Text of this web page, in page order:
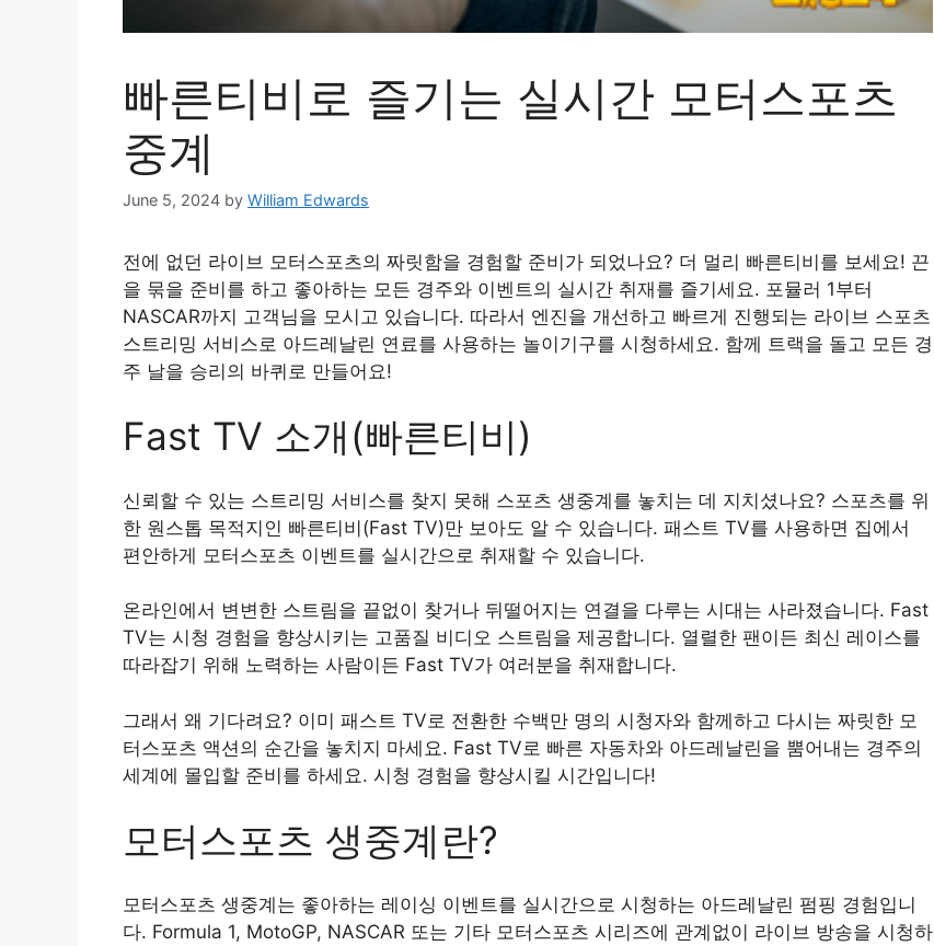
빠른티비로 즐기는 실시간 모터스포츠
중계
June 5, 2024 by William Edwards
전에 없던 라이브 모터스포츠의 짜릿함을 경험할 준비가 되었나요? 더 멀리 빠른티비를 보세요! 끈
을 묶을 준비를 하고 좋아하는 모든 경주와 이벤트의 실시간 취재를 즐기세요. 포뮬러 1부터
NASCAR까지 고객님을 모시고 있습니다. 따라서 엔진을 개선하고 빠르게 진행되는 라이브 스포츠
스트리밍 서비스로 아드레날린 연료를 사용하는 놀이기구를 시청하세요. 함께 트랙을 돌고 모든 경
주 날을 승리의 바퀴로 만들어요!
Fast TV 소개(빠른티비)
신뢰할 수 있는 스트리밍 서비스를 찾지 못해 스포츠 생중계를 놓치는 데 지치셨나요? 스포츠를 위
한 원스톱 목적지인 빠른티비(Fast TV)만 보아도 알 수 있습니다. 패스트 TV를 사용하면 집에서
편안하게 모터스포츠 이벤트를 실시간으로 취재할 수 있습니다.
온라인에서 변변한 스트림을 끝없이 찾거나 뒤떨어지는 연결을 다루는 시대는 사라졌습니다. Fast
TV는 시청 경험을 향상시키는 고품질 비디오 스트림을 제공합니다. 열렬한 팬이든 최신 레이스를
따라잡기 위해 노력하는 사람이든 Fast TV가 여러분을 취재합니다.
그래서 왜 기다려요? 이미 패스트 TV로 전환한 수백만 명의 시청자와 함께하고 다시는 짜릿한 모
터스포츠 액션의 순간을 놓치지 마세요. Fast TV로 빠른 자동차와 아드레날린을 뿜어내는 경주의
세계에 몰입할 준비를 하세요. 시청 경험을 향상시킬 시간입니다!
모터스포츠 생중계란?
모터스포츠 생중계는 좋아하는 레이싱 이벤트를 실시간으로 시청하는 아드레날린 펌핑 경험입니
다. Formula 1, MotoGP, NASCAR 또는 기타 모터스포츠 시리즈에 관계없이 라이브 방송을 시청하